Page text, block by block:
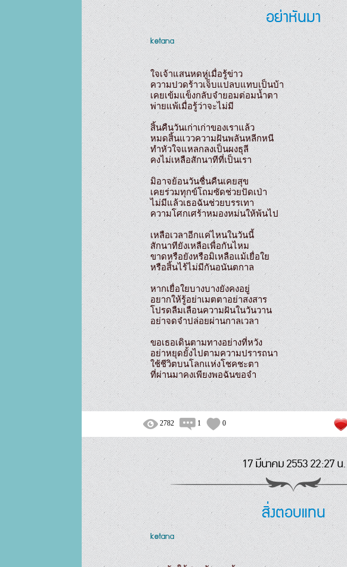
อย่าหันมา
ketana
ใจเจ้าแสนหดหู่เมื่อรู้ข่าว
ความปวดร้าวเจ็บแปลบแทบเป็นบ้า
เคยเข้มแข็งกลับจำยอมต่อมน้ำตา
พ่ายแพ้เมื่อรู้ว่าจะไม่มี
สิ้นคืนวันเก่าเก่าของเราแล้ว
หมดสิ้นแววความฝันพลันหลีกหนี
ทำหัวใจแหลกลงเป็นผงธุลี
คงไม่เหลือสักนาทีที่เป็นเรา
มิอาจย้อนวันชื่นคืนเคยสุข
เคยร่วมทุกข์โถมซัดช่วยปัดเป่า
ไม่มีแล้วเธอฉันช่วยบรรเทา
ความโศกเศร้าหมองหม่นให้พ้นไป
เหลือเวลาอีกแค่ไหนในวันนี้
สักนาทียังเหลือเพื่อกันไหม
ขาดหรือยังหรือมิเหลือแม้เยื่อใย
หรือสิ้นไร้ไม่มีกันอนันตกาล
หากเยื่อใยบางบางยังคงอยู่
อยากให้รู้อย่าเมตตาอย่าสงสาร
โปรดลืมเลือนความฝันในวันวาน
อย่าจดจำปล่อยผ่านกาลเวลา
ขอเธอเดินตามทางอย่างที่หวัง
อย่าหยุดยั้งไปตามความปรารถนา
ใช้ชีวิตบนโลกแห่งโชคชะตา
2782 1 0
17 มีนาคม 2553 22:27 น.
สิ่งตอบแทน
ketana